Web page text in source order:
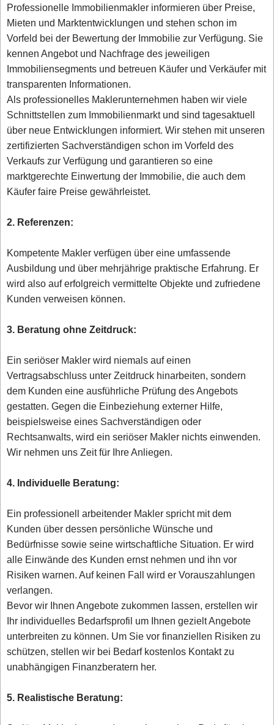
Professionelle Immobilienmakler informieren über Preise,
Mieten und Marktentwicklungen und stehen schon im
Vorfeld bei der Bewertung der Immobilie zur Verfügung. Sie
kennen Angebot und Nachfrage des jeweiligen
Immobiliensegments und betreuen Käufer und Verkäufer mit
transparenten Informationen.
Als professionelles Maklerunternehmen haben wir viele
Schnittstellen zum Immobilienmarkt und sind tagesaktuell
über neue Entwicklungen informiert. Wir stehen mit unseren
zertifizierten Sachverständigen schon im Vorfeld des
Verkaufs zur Verfügung und garantieren so eine
marktgerechte Einwertung der Immobilie, die auch dem
Käufer faire Preise gewährleistet.
2. Referenzen:
Kompetente Makler verfügen über eine umfassende
Ausbildung und über mehrjährige praktische Erfahrung. Er
wird also auf erfolgreich vermittelte Objekte und zufriedene
Kunden verweisen können.
3. Beratung ohne Zeitdruck:
Ein seriöser Makler wird niemals auf einen
Vertragsabschluss unter Zeitdruck hinarbeiten, sondern
dem Kunden eine ausführliche Prüfung des Angebots
gestatten. Gegen die Einbeziehung externer Hilfe,
beispielsweise eines Sachverständigen oder
Rechtsanwalts, wird ein seriöser Makler nichts einwenden.
Wir nehmen uns Zeit für Ihre Anliegen.
4. Individuelle Beratung:
Ein professionell arbeitender Makler spricht mit dem
Kunden über dessen persönliche Wünsche und
Bedürfnisse sowie seine wirtschaftliche Situation. Er wird
alle Einwände des Kunden ernst nehmen und ihn vor
Risiken warnen. Auf keinen Fall wird er Vorauszahlungen
verlangen.
Bevor wir Ihnen Angebote zukommen lassen, erstellen wir
Ihr individuelles Bedarfsprofil um Ihnen gezielt Angebote
unterbreiten zu können. Um Sie vor finanziellen Risiken zu
schützen, stellen wir bei Bedarf kostenlos Kontakt zu
unabhängigen Finanzberatern her.
5. Realistische Beratung: